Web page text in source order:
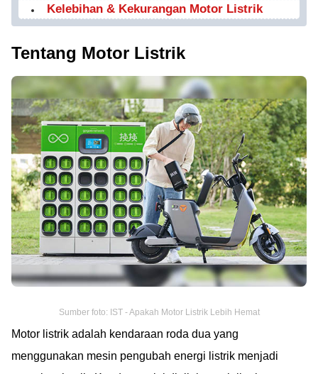
Kelebihan & Kekurangan Motor Listrik
Tentang Motor Listrik
Sumber foto: IST - Apakah Motor Listrik Lebih Hemat
Motor listrik adalah kendaraan roda dua yang
menggunakan mesin pengubah energi listrik menjadi